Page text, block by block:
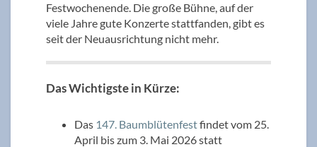
Festwochenende. Die große Bühne, auf der
viele Jahre gute Konzerte stattfanden, gibt es
seit der Neuausrichtung nicht mehr.
Das Wichtigste in Kürze:
Das 147. Baumblütenfestfindet vom 25.
April bis zum 3. Mai 2026 statt